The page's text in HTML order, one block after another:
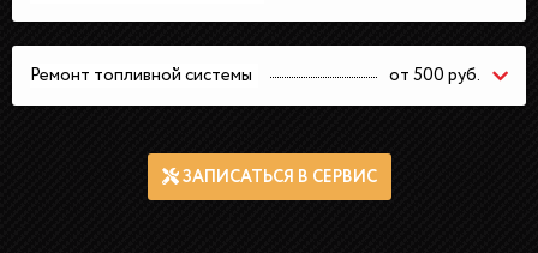
Ремонт топливной системы от 500 руб.
ЗАПИСАТЬСЯ В СЕРВИС